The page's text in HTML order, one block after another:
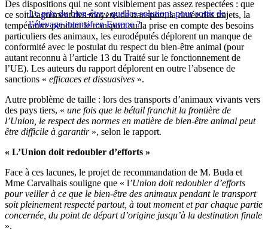
Le prix du bien-être : quelles solutions pour sortir de
l’élevage intensif en Europe ?
Des dispositions qui ne sont visiblement pas assez respectées : que
ce soit l’agrément des moyens de transport, la durée des trajets, la
température pendant le transport ou la prise en compte des besoins
particuliers des animaux, les eurodéputés déplorent un manque de
conformité avec le postulat du respect du bien-être animal (pour
autant reconnu à l’article 13 du Traité sur le fonctionnement de
l’UE). Les auteurs du rapport déplorent en outre l’absence de
sanctions « efficaces et dissuasives ».
Autre problème de taille : lors des transports d’animaux vivants vers
des pays tiers, « une fois que le bétail franchit la frontière de
l’Union, le respect des normes en matière de bien-être animal peut
être difficile à garantir », selon le rapport.
« L’Union doit redoubler d’efforts »
Face à ces lacunes, le projet de recommandation de M. Buda et
Mme Carvalhais souligne que « l’Union doit redoubler d’efforts
pour veiller à ce que le bien-être des animaux pendant le transport
soit pleinement respecté partout, à tout moment et par chaque partie
concernée, du point de départ d’origine jusqu’à la destination finale
».